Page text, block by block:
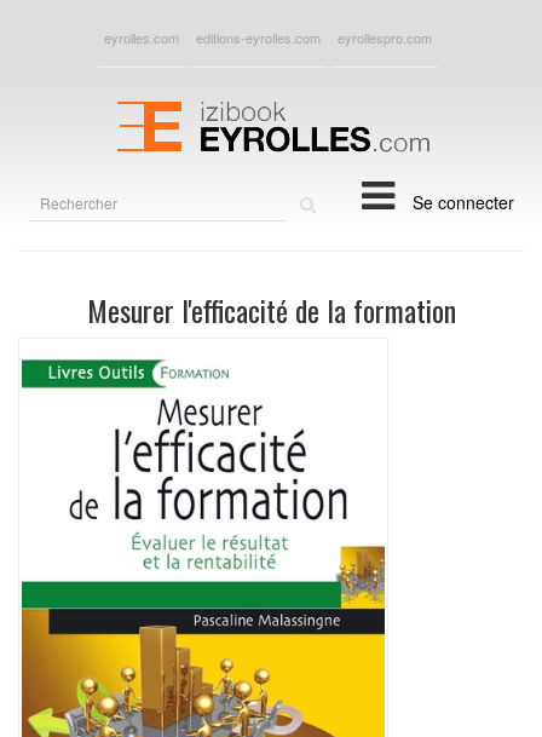
eyrolles.com editions-eyrolles.com eyrollespro.com
Se connecter
Mesurer l'efficacité de la formation